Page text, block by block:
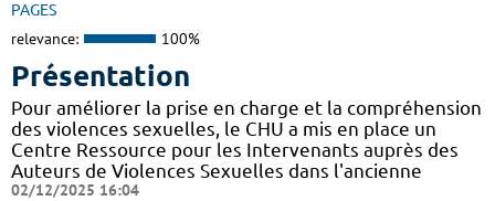
PAGES
relevance: 100%
Présentation
Pour améliorer la prise en charge et la compréhension
des violences sexuelles, le CHU a mis en place un
Centre Ressource pour les Intervenants auprès des
Auteurs de Violences Sexuelles dans l'ancienne
02/12/2025 16:04